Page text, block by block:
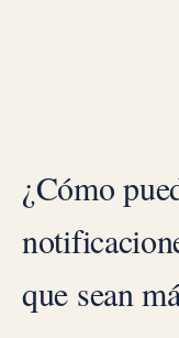
¿Cómo
que sean